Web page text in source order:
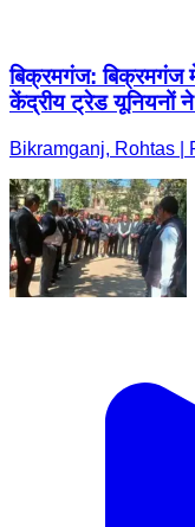
बिक्रमगंज: बिक्रमगंज
केंद्रीय ट्रेड यूनियनों ने
Bikramganj, Rohtas |